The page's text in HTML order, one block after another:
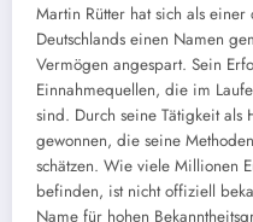
Martin Rütter hat sich als
Deutschlands einen Namen
Vermögen angespart. Sein
Einnahmequellen, die im
sind. Durch seine Tätigkeit als
gewonnen, die seine
schätzen. Wie viele Millionen
befinden, ist nicht offiziell
Name für hohen